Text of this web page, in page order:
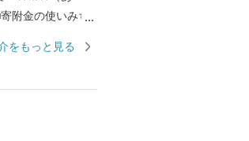
ほか、 全国でも
場の約3.5倍もの
をもっと見る